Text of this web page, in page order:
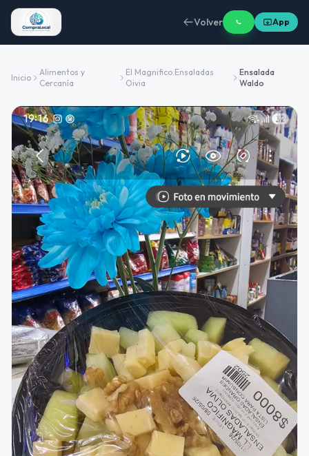
Volver App
Inicio
Alimentos y
Cercanía
El Magnifico.Ensaladas
Oivia
Ensalada
Waldo